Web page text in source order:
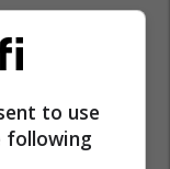
to use
following